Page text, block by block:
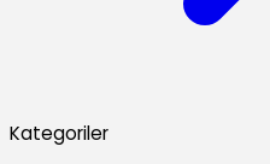
Kategoriler